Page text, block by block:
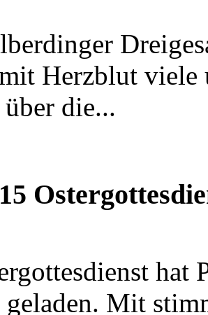
Herzblut viele
die...
hat
Mit